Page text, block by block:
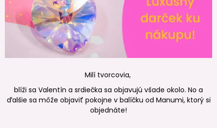
Milí tvorcovia,
blíži sa Valentín a srdiečka sa objavujú všade okolo. No a
ďalšie sa môže objaviť pokojne v balíčku od Manumi, ktorý si
objednáte!